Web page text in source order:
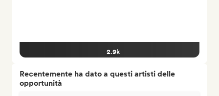
2.9k
Recentemente ha dato a questi artisti delle
opportunità